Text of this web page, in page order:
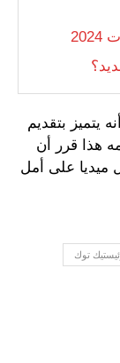
يتميز بتقديم
هذا قرر أن
ميديا على أمل
توك